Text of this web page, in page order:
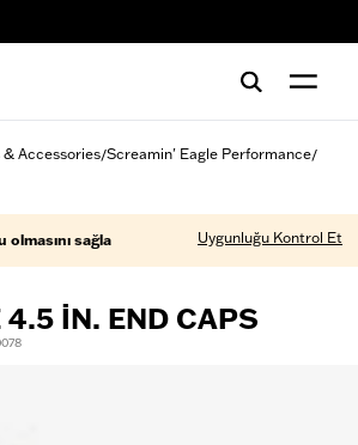
Accessories/Screamin' Eagle Performance/
olmasını sağla Uygunluğu Kontrol Et
IN. END CAPS